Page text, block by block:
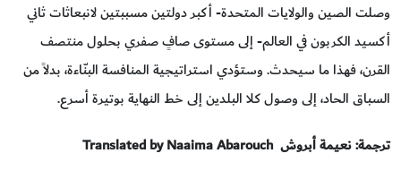
وصلت الصين والولايات المتحدة- أكبر دولتين مسببتين لانبعاثات ثاني
أكسيد الكربون في العالم- إلى مستوى صافٍ صفري بحلول منتصف
القرن، فهذا ما سيحدث. وستؤدي استراتيجية المنافسة البنّاءة، بدلاً من
السباق الحاد، إلى وصول كلا البلدين إلى خط النهاية بوتيرة أسرع.
ترجمة: نعيمة أبروش Translated by Naaima Abarouch